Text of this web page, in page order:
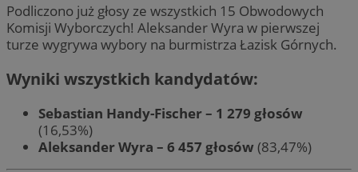
Podliczono już głosy ze wszystkich 15 Obwodowych
Komisji Wyborczych! Aleksander Wyra w pierwszej
turze wygrywa wybory na burmistrza Łazisk Górnych.
Wyniki wszystkich kandydatów:
Sebastian Handy-Fischer – 1 279 głosów
(16,53%)
Aleksander Wyra – 6 457 głosów (83,47%)